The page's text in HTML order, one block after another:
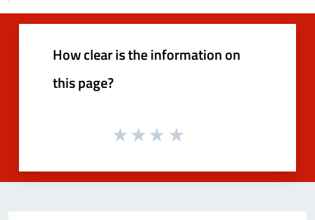
How clear is the information on
this page?